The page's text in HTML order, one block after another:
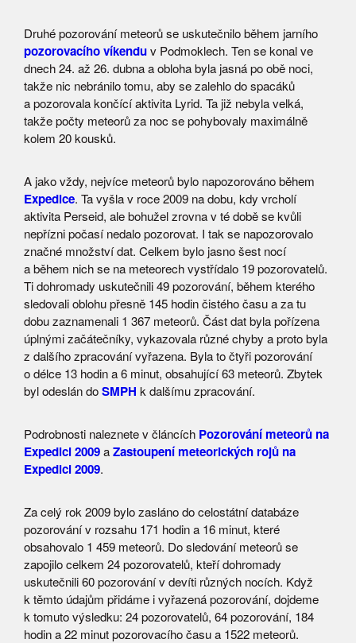
Druhé pozorování meteorů se uskutečnilo během jarního
pozorovacího víkenduv Podmoklech. Ten se konal ve
dnech 24. až 26. dubna a obloha byla jasná po obě noci,
takže nic nebránilo tomu, aby se zalehlo do spacáků
a pozorovala končící aktivita Lyrid. Ta již nebyla velká,
takže počty meteorů za noc se pohybovaly maximálně
kolem 20 kousků.
A jako vždy, nejvíce meteorů bylo napozorováno během
Expedice. Ta vyšla v roce 2009 na dobu, kdy vrcholí
aktivita Perseid, ale bohužel zrovna v té době se kvůli
nepřízni počasí nedalo pozorovat. I tak se napozorovalo
značné množství dat. Celkem bylo jasno šest nocí
a během nich se na meteorech vystřídalo 19 pozorovatelů.
Ti dohromady uskutečnili 49 pozorování, během kterého
sledovali oblohu přesně 145 hodin čistého času a za tu
dobu zaznamenali 1 367 meteorů. Část dat byla pořízena
úplnými začátečníky, vykazovala různé chyby a proto byla
z dalšího zpracování vyřazena. Byla to čtyři pozorování
o délce 13 hodin a 6 minut, obsahující 63 meteorů. Zbytek
byl odeslán doSMPH k dalšímu zpracování.
Podrobnosti naleznete v článcích Pozorování meteorů na
Expedici 2009aZastoupení meteorických rojů na
Expedici 2009.
Za celý rok 2009 bylo zasláno do celostátní databáze
pozorování v rozsahu 171 hodin a 16 minut, které
obsahovalo 1 459 meteorů. Do sledování meteorů se
zapojilo celkem 24 pozorovatelů, kteří dohromady
uskutečnili 60 pozorování v devíti různých nocích. Když
k těmto údajům přidáme i vyřazená pozorování, dojdeme
k tomuto výsledku: 24 pozorovatelů, 64 pozorování, 184
hodin a 22 minut pozorovacího času a 1522 meteorů.